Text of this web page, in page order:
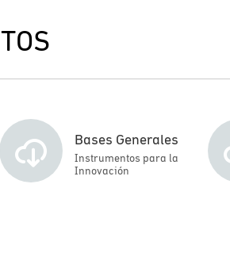
Bases Generales
Instrumentos para la
Innovación